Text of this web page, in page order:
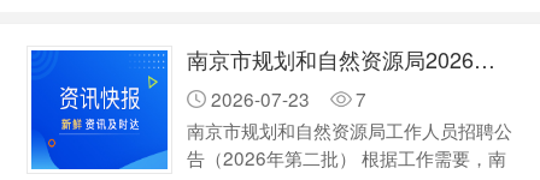
下： 一、招聘岗位 机关驾驶员1名。
二、报名条件 （一）应聘人员应具备以
下条件： 1．具有中华人民共和国国籍，
享有公民的政治权利；拥护中国共产党领
导和社会主义制度，政治立场坚定，优先
南京市规划和自然资源局2026年招聘公告（第二批）
2026-07-23
7
南京市规划和自然资源局工作人员招聘公
告（2026年第二批） 根据工作需要，南